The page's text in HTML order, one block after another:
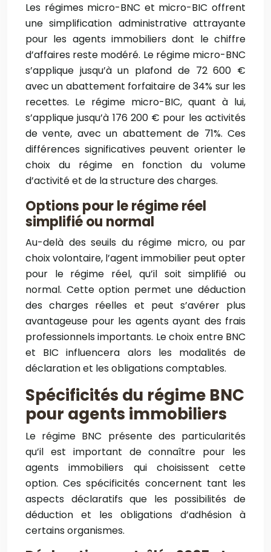
Les régimes micro-BNC et micro-BIC offrent
une simplification administrative attrayante
pour les agents immobiliers dont le chiffre
d’affaires reste modéré. Le régime micro-BNC
s’applique jusqu’à un plafond de 72 600 €
avec un abattement forfaitaire de 34% sur les
recettes. Le régime micro-BIC, quant à lui,
s’applique jusqu’à 176 200 € pour les activités
de vente, avec un abattement de 71%. Ces
différences significatives peuvent orienter le
choix du régime en fonction du volume
d’activité et de la structure des charges.
Options pour le régime réel
simplifié ou normal
Au-delà des seuils du régime micro, ou par
choix volontaire, l’agent immobilier peut opter
pour le régime réel, qu’il soit simplifié ou
normal. Cette option permet une déduction
des charges réelles et peut s’avérer plus
avantageuse pour les agents ayant des frais
professionnels importants. Le choix entre BNC
et BIC influencera alors les modalités de
déclaration et les obligations comptables.
Spécificités du régime BNC
pour agents immobiliers
Le régime BNC présente des particularités
qu’il est important de connaître pour les
agents immobiliers qui choisissent cette
option. Ces spécificités concernent tant les
aspects déclaratifs que les possibilités de
déduction et les obligations d’adhésion à
certains organismes.